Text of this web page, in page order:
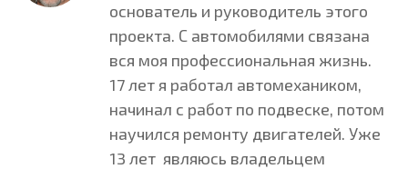
основатель и руководитель этого
проекта. С автомобилями связана
вся моя профессиональная жизнь.
17 лет я работал автомехаником,
начинал с работ по подвеске, потом
научился ремонту двигателей. Уже
13 лет являюсь владельцем